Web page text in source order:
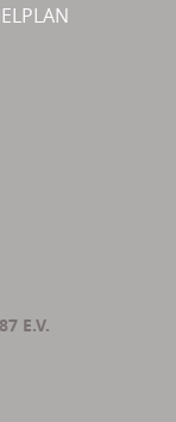
E.V.